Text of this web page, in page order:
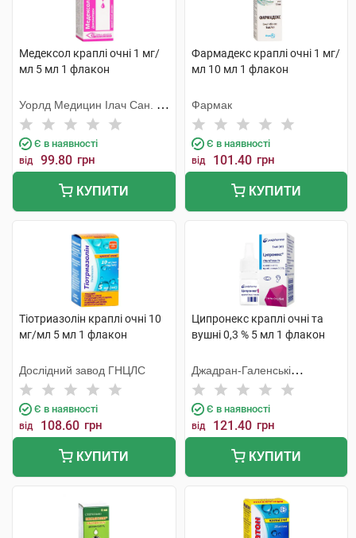
Медексол краплі очні 1 мг/
мл 5 мл 1 флакон
Уорлд Медицин Ілач Сан. Ве
Тідж
Є в наявності
від 99.80 грн
КУПИТИ
Фармадекс краплі очні 1 мг/
мл 10 мл 1 флакон
Фармак
Є в наявності
від 101.40 грн
КУПИТИ
Тіотриазолін краплі очні 10
мг/мл 5 мл 1 флакон
Дослідний завод ГНЦЛС
Є в наявності
від 108.60 грн
КУПИТИ
Ципронекс краплі очні та
вушні 0,3 % 5 мл 1 флакон
Джадран-Галенські
Лабораторій
Є в наявності
від 121.40 грн
КУПИТИ